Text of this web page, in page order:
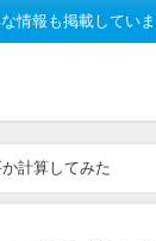
情報も掲載してい
計算してみた